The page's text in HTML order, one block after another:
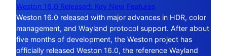
Weston 16.0 Released: Key New Features
Weston 16.0 released with major advances in HDR, color
management, and Wayland protocol support. After about
five months of development, the Weston project has
officially released Weston 16.0, the reference Wayland